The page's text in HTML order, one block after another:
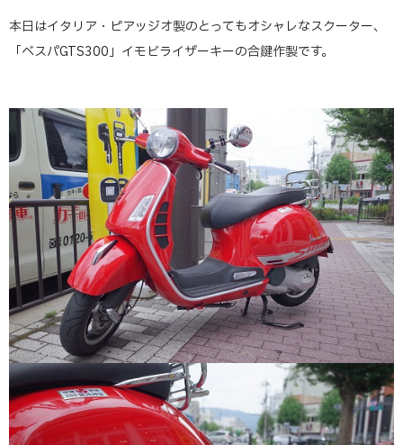
本日はイタリア・ピアッジオ製のとってもオシャレなスクーター、
「ベスパGTS300」イモビライザーキーの合鍵作製です。